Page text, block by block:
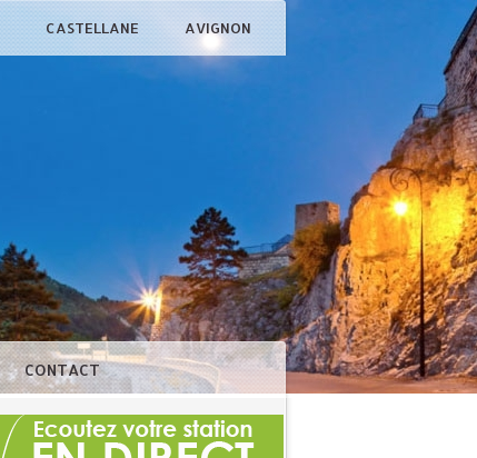
CASTELLANE AVIGNON
CONTACT